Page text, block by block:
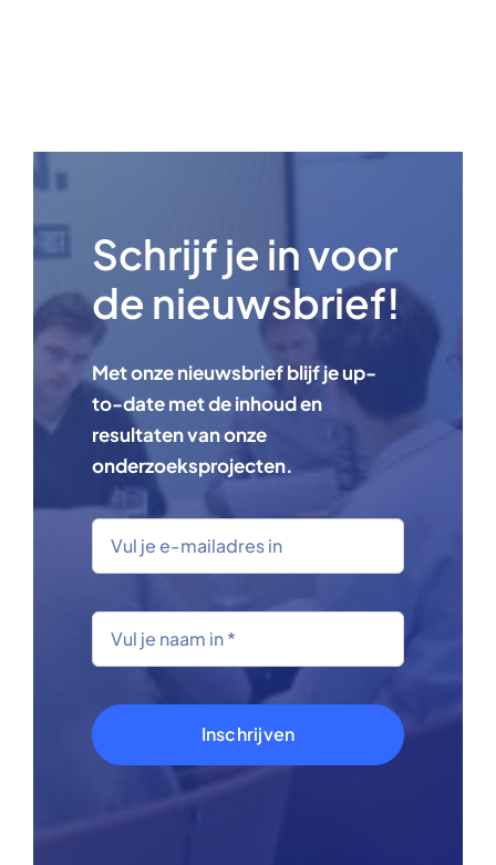
Schrijf je in voor
de nieuwsbrief!
Met onze nieuwsbrief blijf je up-
to-date met de inhoud en
resultaten van onze
onderzoeksprojecten.
Inschrijven